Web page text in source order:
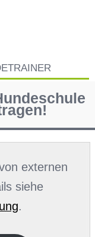
externen
siehe
.